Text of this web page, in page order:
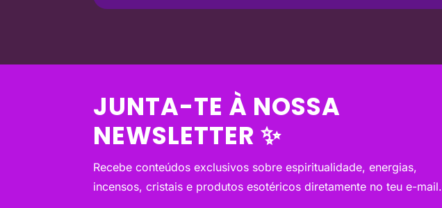
JUNTA-TE À NOSSA
NEWSLETTER ✨
Recebe conteúdos exclusivos sobre espiritualidade, energias,
incensos, cristais e produtos esotéricos diretamente no teu e-mail.